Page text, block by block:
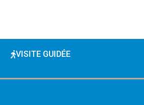
VISITE GUIDÉE